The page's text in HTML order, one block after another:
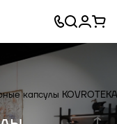
капсулы